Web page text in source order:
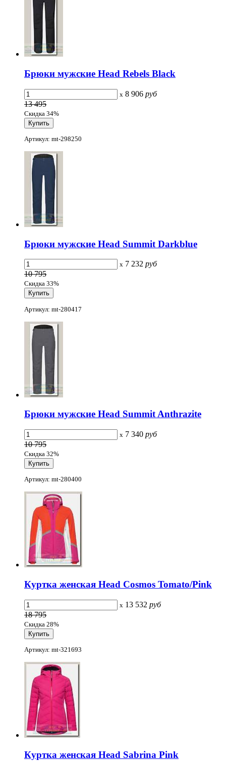
Брюки мужские Head Rebels Black
x 8 906 руб
13 495
Скидка 34%
Артикул: mt-298250
Брюки мужские Head Summit Darkblue
x 7 232 руб
10 795
Скидка 33%
Артикул: mt-280417
Брюки мужские Head Summit Anthrazite
x 7 340 руб
10 795
Скидка 32%
Артикул: mt-280400
Куртка женская Head Cosmos Tomato/Pink
x 13 532 руб
18 795
Скидка 28%
Артикул: mt-321693
Куртка женская Head Sabrina Pink